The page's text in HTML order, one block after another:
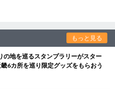
もっと見る
の地を巡るスタンプラリーがスター
6カ所を巡り限定グッズをもらおう